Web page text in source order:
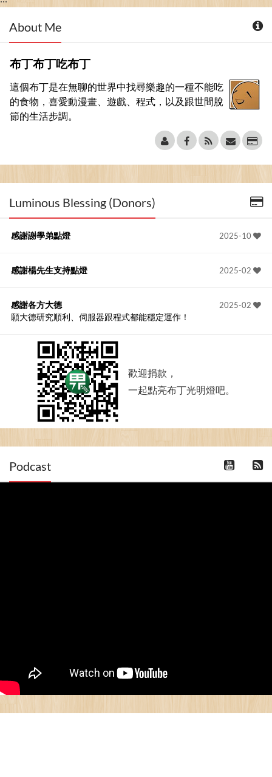
About Me
布丁布丁吃布丁
這個布丁是在無聊的世界中找尋樂趣的一種不能吃
的食物，喜愛動漫畫、遊戲、程式，以及跟世間脫
節的生活步調。
Luminous Blessing (Donors)
2025-10
感謝謝學弟點燈
2025-02
感謝楊先生支持點燈
2025-02
感謝各方大德
願大德研究順利、伺服器跟程式都能穩定運作！
歡迎捐款，
一起點亮布丁光明燈吧。
Podcast